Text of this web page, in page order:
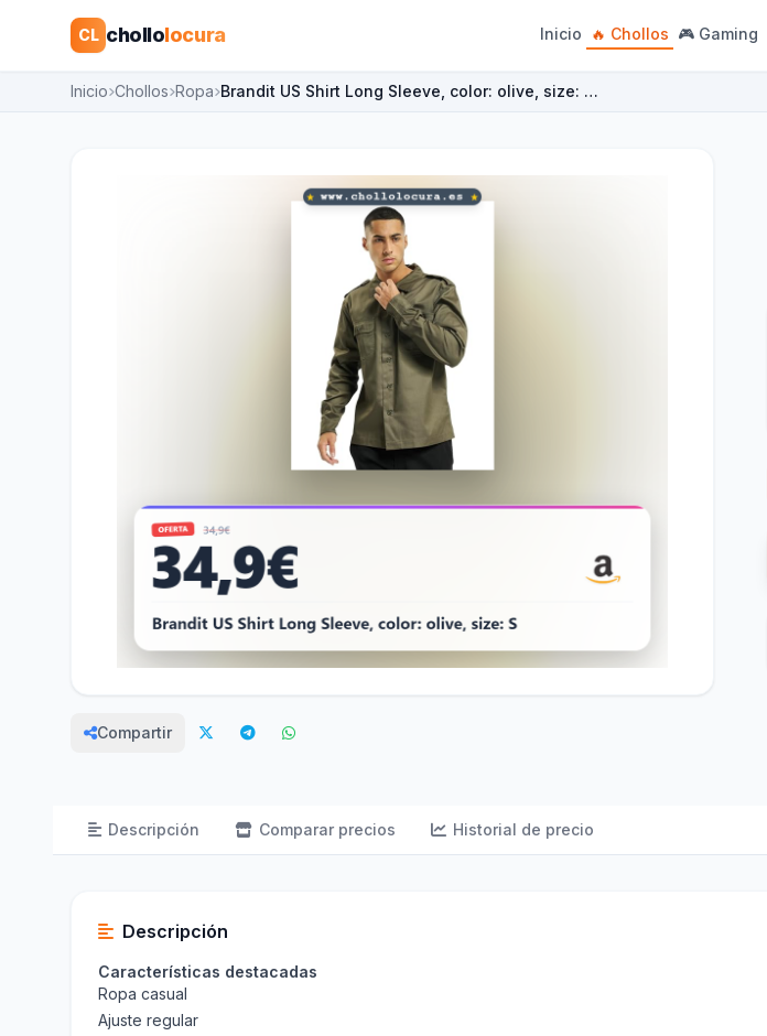
CL chollolocura Inicio 🔥 Chollos 🎮 Gaming
Inicio Chollos Ropa Brandit US Shirt Long Sleeve, color: olive, size: …
Compartir
Descripción Comparar precios Historial de precio
Descripción
Características destacadas
Ropa casual
Ajuste regular